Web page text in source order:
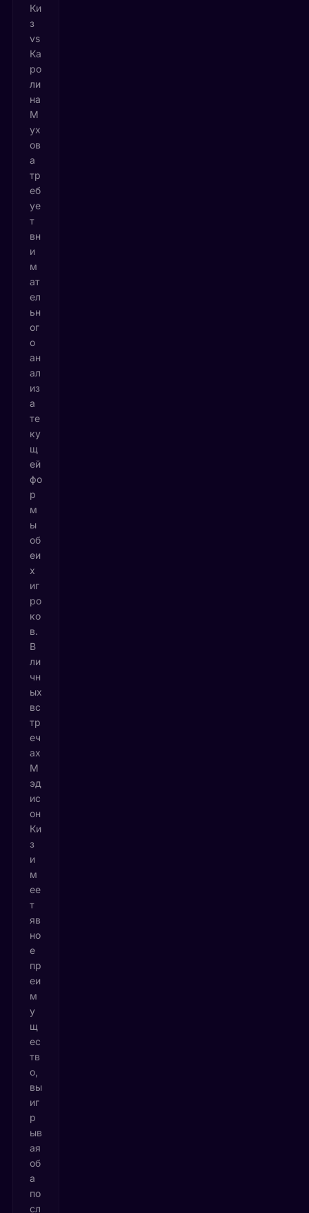
Ки
з
vs
Ка
ро
ли
на
М
ух
ов
а
тр
еб
уе
т
вн
и
м
ат
ел
ьн
ог
о
ан
ал
из
а
те
ку
щ
ей
фо
р
м
ы
об
еи
х
иг
ро
ко
в.
В
ли
чн
ых
вс
тр
еч
ах
М
эд
ис
он
Ки
з
и
м
ее
т
яв
но
е
пр
еи
м
у
щ
ес
тв
о,
вы
иг
р
ыв
ая
об
а
по
сл